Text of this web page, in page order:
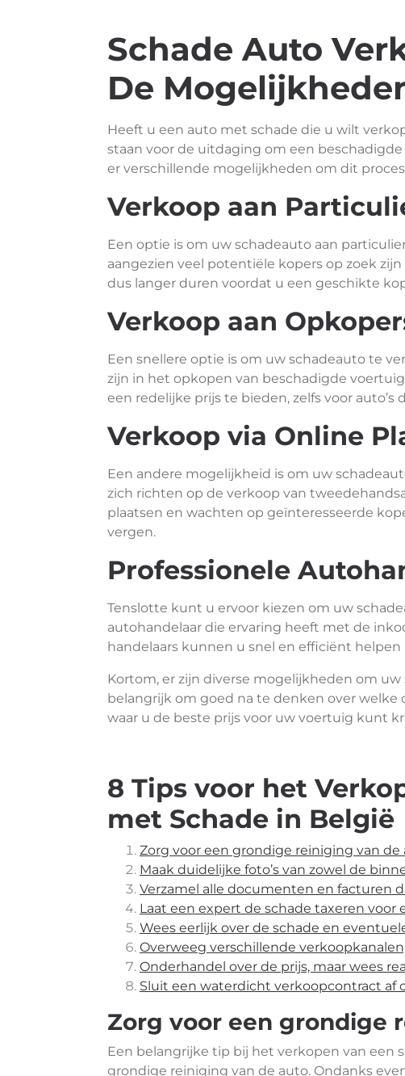
Schade Auto
De
Heeft u een auto met schade die u wilt
staan voor de uitdaging om een
er verschillende mogelijkheden om dit
Verkoop aan
Een optie is om uw schadeauto aan
aangezien veel potentiële kopers op zoek
dus langer duren voordat u een geschikte
Verkoop aan
Een snellere optie is om uw schadeauto te
zijn in het opkopen van beschadigde
een redelijke prijs te bieden, zelfs voor auto’s
Verkoop via Online
Een andere mogelijkheid is om uw
zich richten op de verkoop van
plaatsen en wachten op geïnteresseerde
vergen.
Professionele
Tenslotte kunt u ervoor kiezen om uw
autohandelaar die ervaring heeft met de
handelaars kunnen u snel en efficiënt
Kortom, er zijn diverse mogelijkheden om
belangrijk om goed na te denken over
waar u de beste prijs voor uw voertuig kunt
8 Tips voor het
met Schade in België
Zorg voor een grondige reiniging van de
Maak duidelijke foto’s van zowel de
Verzamel alle documenten en facturen
Laat een expert de schade taxeren voor
Wees eerlijk over de schade en
Overweeg verschillende
Onderhandel over de prijs, maar wees
Sluit een waterdicht verkoopcontract af
Zorg voor een grondige
Een belangrijke tip bij het verkopen van een
grondige reiniging van de auto. Ondanks